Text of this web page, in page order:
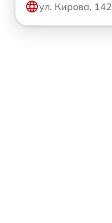
ул. Кирова, 142